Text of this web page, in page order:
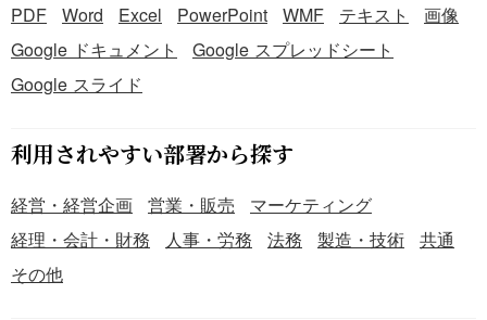
PDF Word Excel PowerPoint WMF テキスト
画像
Google ドキュメント
Google スプレッドシート
Google スライド
利用されやすい部署から探す
経営・経営企画 営業・販売
マーケティング
経理・会計・財務
人事・労務 法務 製造・技術
共通
その他